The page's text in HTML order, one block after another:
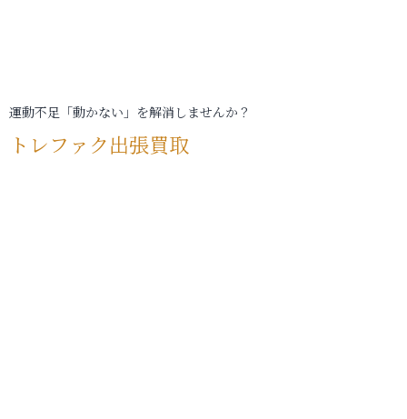
運動不足「動かない」を解消しませんか？
トレファク出張買取